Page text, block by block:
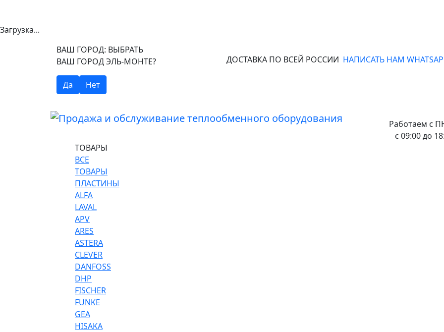
Загрузка...
ВАШ ГОРОД: ВЫБРАТЬ
ВАШ ГОРОД ЭЛЬ-МОНТЕ?
Да Нет
ДОСТАВКА ПО ВСЕЙ РОССИИ НАПИСАТЬ НАМ
Работаем с
с 09:00 до
ТОВАРЫ
ВСЕ
ТОВАРЫ
ПЛАСТИНЫ
ALFA
LAVAL
APV
ARES
ASTERA
CLEVER
DANFOSS
DHP
FISCHER
FUNKE
GEA
HISAKA